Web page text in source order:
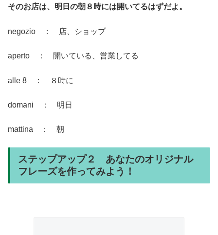
そのお店は、明日の朝８時には開いてるはずだよ。
negozio ： 店、ショップ
aperto ： 開いている、営業してる
alle 8 ： ８時に
domani ： 明日
mattina ： 朝
ステップアップ２ あなたのオリジナル
フレーズを作ってみよう！